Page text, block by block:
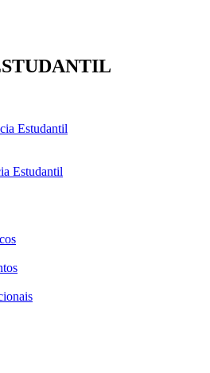
Estudantil
Estudantil